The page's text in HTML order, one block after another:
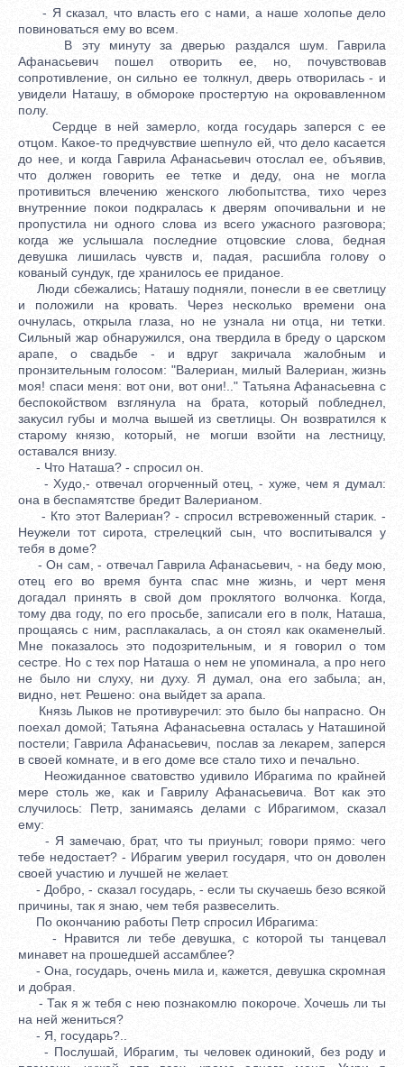
- Я сказал, что власть его с нами, а наше холопье дело
повиноваться ему во всем.
В эту минуту за дверью раздался шум. Гаврила
Афанасьевич пошел отворить ее, но, почувствовав
сопротивление, он сильно ее толкнул, дверь отворилась - и
увидели Наташу, в обмороке простертую на окровавленном
полу.
Сердце в ней замерло, когда государь заперся с ее
отцом. Какое-то предчувствие шепнуло ей, что дело касается
до нее, и когда Гаврила Афанасьевич отослал ее, объявив,
что должен говорить ее тетке и деду, она не могла
противиться влечению женского любопытства, тихо через
внутренние покои подкралась к дверям опочивальни и не
пропустила ни одного слова из всего ужасного разговора;
когда же услышала последние отцовские слова, бедная
девушка лишилась чувств и, падая, расшибла голову о
кованый сундук, где хранилось ее приданое.
Люди сбежались; Наташу подняли, понесли в ее светлицу
и положили на кровать. Через несколько времени она
очнулась, открыла глаза, но не узнала ни отца, ни тетки.
Сильный жар обнаружился, она твердила в бреду о царском
арапе, о свадьбе - и вдруг закричала жалобным и
пронзительным голосом: "Валериан, милый Валериан, жизнь
моя! спаси меня: вот они, вот они!.." Татьяна Афанасьевна с
беспокойством взглянула на брата, который побледнел,
закусил губы и молча вышей из светлицы. Он возвратился к
старому князю, который, не могши взойти на лестницу,
оставался внизу.
- Что Наташа? - спросил он.
- Худо,- отвечал огорченный отец, - хуже, чем я думал:
она в беспамятстве бредит Валерианом.
- Кто этот Валериан? - спросил встревоженный старик. -
Неужели тот сирота, стрелецкий сын, что воспитывался у
тебя в доме?
- Он сам, - отвечал Гаврила Афанасьевич, - на беду мою,
отец его во время бунта спас мне жизнь, и черт меня
догадал принять в свой дом проклятого волчонка. Когда,
тому два году, по его просьбе, записали его в полк, Наташа,
прощаясь с ним, расплакалась, а он стоял как окаменелый.
Мне показалось это подозрительным, и я говорил о том
сестре. Но с тех пор Наташа о нем не упоминала, а про него
не было ни слуху, ни духу. Я думал, она его забыла; ан,
видно, нет. Решено: она выйдет за арапа.
Князь Лыков не противуречил: это было бы напрасно. Он
поехал домой; Татьяна Афанасьевна осталась у Наташиной
постели; Гаврила Афанасьевич, послав за лекарем, заперся
в своей комнате, и в его доме все стало тихо и печально.
Неожиданное сватовство удивило Ибрагима по крайней
мере столь же, как и Гаврилу Афанасьевича. Вот как это
случилось: Петр, занимаясь делами с Ибрагимом, сказал
ему:
- Я замечаю, брат, что ты приуныл; говори прямо: чего
тебе недостает? - Ибрагим уверил государя, что он доволен
своей участию и лучшей не желает.
- Добро, - сказал государь, - если ты скучаешь безо всякой
причины, так я знаю, чем тебя развеселить.
По окончанию работы Петр спросил Ибрагима:
- Нравится ли тебе девушка, с которой ты танцевал
минавет на прошедшей ассамблее?
- Она, государь, очень мила и, кажется, девушка скромная
и добрая.
- Так я ж тебя с нею познакомлю покороче. Хочешь ли ты
на ней жениться?
- Я, государь?..
- Послушай, Ибрагим, ты человек одинокий, без роду и